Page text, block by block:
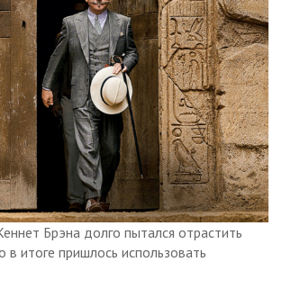
Брэна долго пытался отрастить
в итоге пришлось использовать